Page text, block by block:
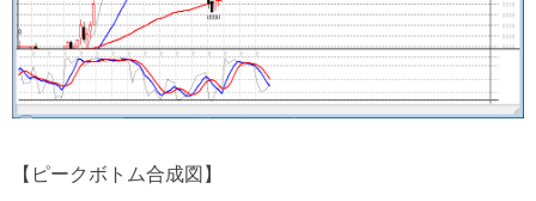
【ピークボトム合成図】